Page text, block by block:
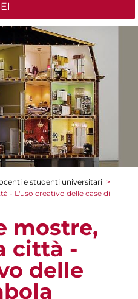
e studenti universitari >
- L'uso creativo delle case di
mostre,
città -
delle